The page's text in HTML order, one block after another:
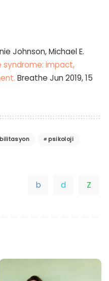
Johnson, Michael E.
impact,
Breathe Jun 2019, 15
psikoloji